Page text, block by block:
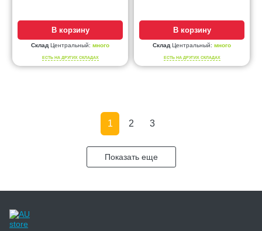
В корзину
Склад Центральный: много
ЕСТЬ НА ДРУГИХ СКЛАДАХ
В корзину
Склад Центральный: много
ЕСТЬ НА ДРУГИХ СКЛАДАХ
1 2 3
Показать еще